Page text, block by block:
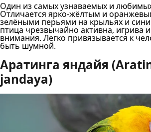
Один из самых узнаваемых и
Отличается ярко-жёлтым и
зелёными перьями на крыльях и
птица чрезвычайно активна, игрива
внимания. Легко привязывается к
быть шумной.
Аратинга яндайя
jandaya)